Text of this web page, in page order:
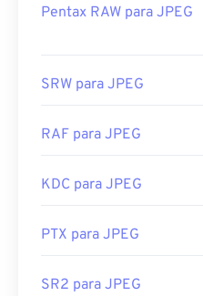
Pentax RAW para JPEG
SRW para JPEG
RAF para JPEG
KDC para JPEG
PTX para JPEG
SR2 para JPEG